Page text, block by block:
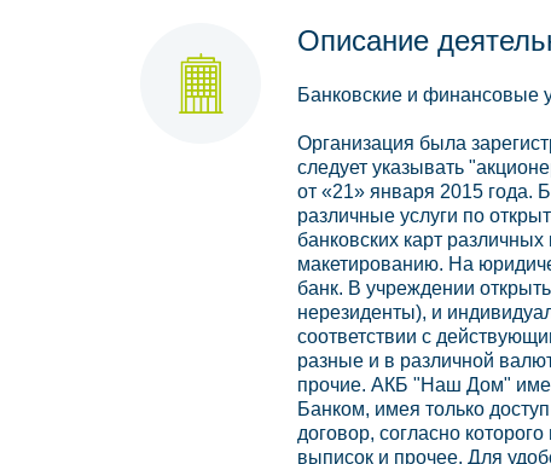
Описание
Банковские и финансовые
Организация была
следует указывать
от «21» января 2015 года.
различные услуги по
банковских карт
макетированию. На
банк. В учреждении
нерезиденты), и
соответствии с
разные и в различной
прочие. АКБ "Наш Дом"
Банком, имея только
договор, согласно
выписок и прочее. Для